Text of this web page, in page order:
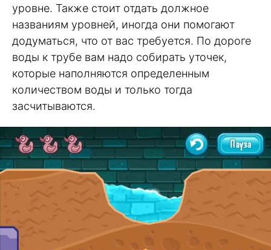
уровне. Также стоит отдать должное
названиям уровней, иногда они помогают
додуматься, что от вас требуется. По дороге
воды к трубе вам надо собирать уточек,
которые наполняются определенным
количеством воды и только тогда
засчитываются.